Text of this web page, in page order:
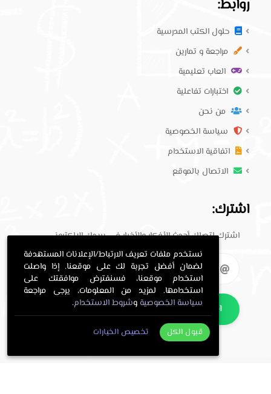
روابط:
حلول الكتب المدرسية
مراجعة و تمارين
العاب تعليمية
اختبارات تفاعلية
من نحن
سياسة الخصوصية
اتفاقية الاستخدام
الاتصال بالموقع
اشترك:
اشترك لتصلك أحدث الأفكار والأخبار في بريدك الإلكتروني.
اشترك
نستخدم ملفات تعريف الارتباط/الإعلانات المستهدفة
لضمان أفضل تجربة لك على موقعنا. إذا واصلت
استخدام موقعنا، فسنفترض موافقتك على
استخدامها. لمزيد من المعلومات، يرجى مراجعة
سياسة الخصوصية وشروط الاستخدام.
قبول الكل تخصيص الخيارات